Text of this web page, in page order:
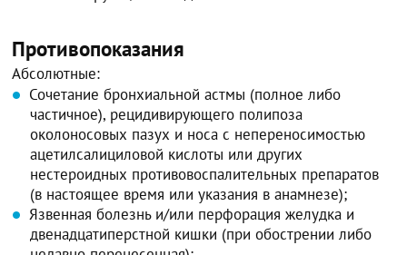
Противопоказания
Абсолютные:
Сочетание бронхиальной астмы (полное либо
частичное), рецидивирующего полипоза
околоносовых пазух и носа с непереносимостью
ацетилсалициловой кислоты или других
нестероидных противовоспалительных препаратов
(в настоящее время или указания в анамнезе);
Язвенная болезнь и/или перфорация желудка и
двенадцатиперстной кишки (при обострении либо